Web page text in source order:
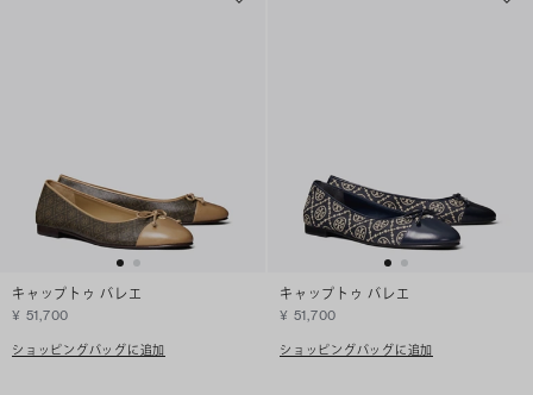
キャップトゥ バレエ
¥ 51,700
ショッピングバッグに追加
キャップトゥ バレエ
¥ 51,700
ショッピングバッグに追加